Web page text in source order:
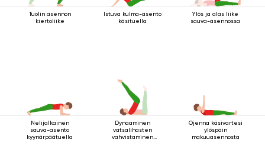
Tuolin asennon
kiertoliike
Istuva kulma-asento
käsituella
Ylös ja alas liike
sauva-asennossa
Nelijalkainen
sauva-asento
kyynärpäätuella
Dynaaminen
vatsalihasten
vahvistaminen
Ojenna käsivartesi
ylöspäin
makuuasennosta